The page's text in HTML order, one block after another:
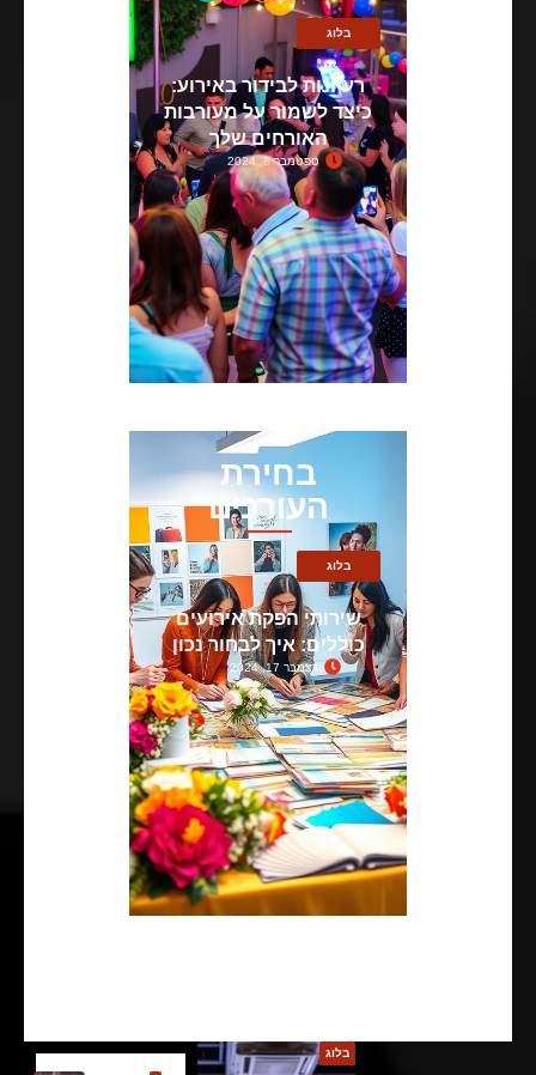
בלוג
רעיונות לבידור באירוע:
כיצד לשמור על מעורבות
האורחים שלך
ספטמבר 8, 2024
בחירת
העורכים
בלוג
שירותי הפקת אירועים
כוללים: איך לבחור נכון
דצמבר 17, 2024
בלוג